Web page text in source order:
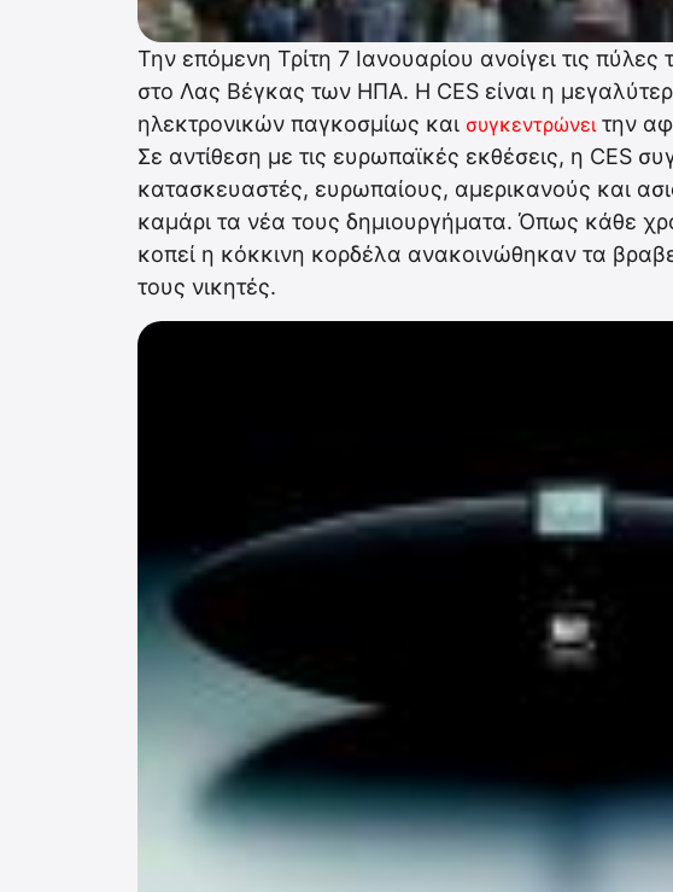
Την επόμενη Τρίτη 7 Ιανουαρίου ανοίγει τις
στο Λας Βέγκας των ΗΠΑ. Η CES είναι η
ηλεκτρονικών παγκοσμίως και συγκεντρώνει την
Σε αντίθεση με τις ευρωπαϊκές εκθέσεις, η CES
κατασκευαστές, ευρωπαίους, αμερικανούς και
καμάρι τα νέα τους δημιουργήματα. Όπως κάθε
κοπεί η κόκκινη κορδέλα ανακοινώθηκαν τα
τους νικητές.